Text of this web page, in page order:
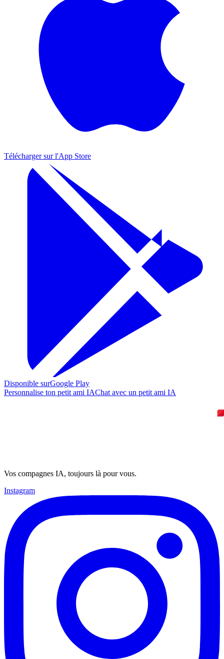
Télécharger sur l'App Store
Disponible surGoogle Play
Personnalise ton petit ami IAChat avec un petit ami IA
Vos compagnes IA, toujours là pour vous.
Instagram